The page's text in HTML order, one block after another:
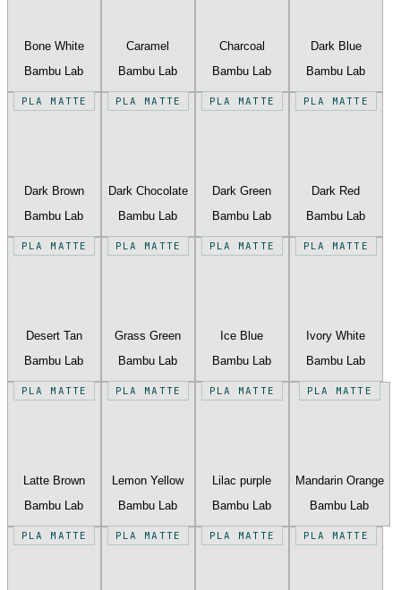
Bone White
Bambu Lab
Caramel
Bambu Lab
Charcoal
Bambu Lab
Dark Blue
Bambu Lab
PLA MATTE
Dark Brown
Bambu Lab
PLA MATTE
Dark Chocolate
Bambu Lab
PLA MATTE
Dark Green
Bambu Lab
PLA MATTE
Dark Red
Bambu Lab
PLA MATTE
Desert Tan
Bambu Lab
PLA MATTE
Grass Green
Bambu Lab
PLA MATTE
Ice Blue
Bambu Lab
PLA MATTE
Ivory White
Bambu Lab
PLA MATTE
Latte Brown
Bambu Lab
PLA MATTE
Lemon Yellow
Bambu Lab
PLA MATTE
Lilac purple
Bambu Lab
PLA MATTE
Mandarin Orange
Bambu Lab
PLA MATTE PLA MATTE PLA MATTE PLA MATTE